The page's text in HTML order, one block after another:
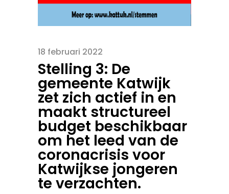
18 februari 2022
Stelling 3: De
gemeente Katwijk
zet zich actief in en
maakt structureel
budget beschikbaar
om het leed van de
coronacrisis voor
Katwijkse jongeren
te verzachten.